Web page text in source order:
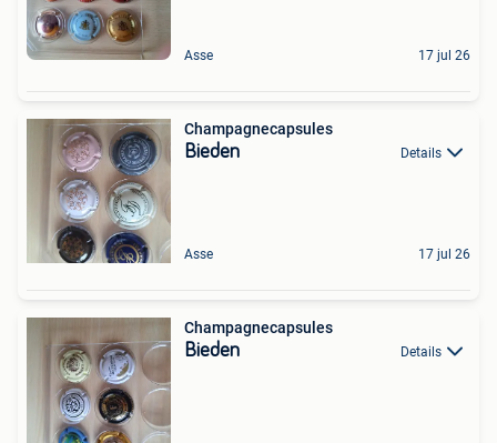
Asse 17 jul 26
Champagnecapsules
Bieden Details
Asse 17 jul 26
Champagnecapsules
Bieden Details